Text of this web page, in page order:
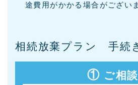
途費用がかかる場合がござい
相続放棄プラン 手続
① ご相談